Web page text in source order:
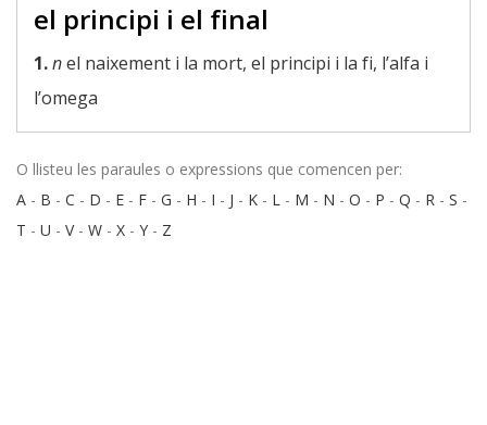
el principi i el final
1.nel naixement i la mort, el principi i la fi, l’alfa i
l’omega
O llisteu les paraules o expressions que comencen per:
A - B - C - D - E - F - G - H - I - J - K - L - M - N - O - P - Q - R - S -
T - U - V- W - X - Y - Z